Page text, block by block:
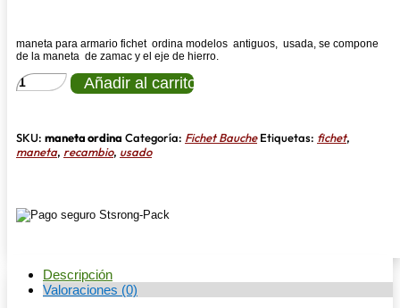
maneta para armario fichet ordina modelos antiguos, usada, se compone
de la maneta de zamac y el eje de hierro.
Maneta
armario
Añadir al carrito
SKU: maneta ordina Categoría: Fichet Bauche Etiquetas: fichet,
maneta, recambio, usado
Descripción
Valoraciones (0)